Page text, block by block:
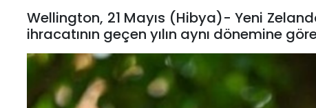
Kültür
Sanat
Wellington, 21 Mayıs (Hibya)- Yeni
ihracatının geçen yılın aynı dönemine